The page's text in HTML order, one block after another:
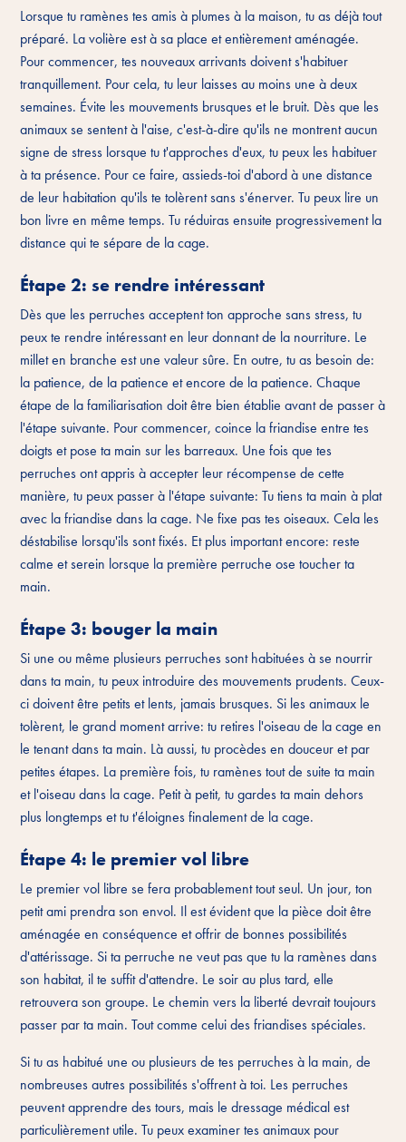
Lorsque tu ramènes tes amis à plumes à la maison, tu as déjà tout
préparé. La volière est à sa place et entièrement aménagée.
Pour commencer, tes nouveaux arrivants doivent s'habituer
tranquillement. Pour cela, tu leur laisses au moins une à deux
semaines. Évite les mouvements brusques et le bruit. Dès que les
animaux se sentent à l'aise, c'est-à-dire qu'ils ne montrent aucun
signe de stress lorsque tu t'approches d'eux, tu peux les habituer
à ta présence. Pour ce faire, assieds-toi d'abord à une distance
de leur habitation qu'ils te tolèrent sans s'énerver. Tu peux lire un
bon livre en même temps. Tu réduiras ensuite progressivement la
distance qui te sépare de la cage.
Étape 2: se rendre intéressant
Dès que les perruches acceptent ton approche sans stress, tu
peux te rendre intéressant en leur donnant de la nourriture. Le
millet en branche est une valeur sûre. En outre, tu as besoin de:
la patience, de la patience et encore de la patience. Chaque
étape de la familiarisation doit être bien établie avant de passer à
l'étape suivante. Pour commencer, coince la friandise entre tes
doigts et pose ta main sur les barreaux. Une fois que tes
perruches ont appris à accepter leur récompense de cette
manière, tu peux passer à l'étape suivante: Tu tiens ta main à plat
avec la friandise dans la cage. Ne fixe pas tes oiseaux. Cela les
déstabilise lorsqu'ils sont fixés. Et plus important encore: reste
calme et serein lorsque la première perruche ose toucher ta
main.
Étape 3: bouger la main
Si une ou même plusieurs perruches sont habituées à se nourrir
dans ta main, tu peux introduire des mouvements prudents. Ceux-
ci doivent être petits et lents, jamais brusques. Si les animaux le
tolèrent, le grand moment arrive: tu retires l'oiseau de la cage en
le tenant dans ta main. Là aussi, tu procèdes en douceur et par
petites étapes. La première fois, tu ramènes tout de suite ta main
et l'oiseau dans la cage. Petit à petit, tu gardes ta main dehors
plus longtemps et tu t'éloignes finalement de la cage.
Étape 4: le premier vol libre
Le premier vol libre se fera probablement tout seul. Un jour, ton
petit ami prendra son envol. Il est évident que la pièce doit être
aménagée en conséquence et offrir de bonnes possibilités
d'attérissage. Si ta perruche ne veut pas que tu la ramènes dans
son habitat, il te suffit d'attendre. Le soir au plus tard, elle
retrouvera son groupe. Le chemin vers la liberté devrait toujours
passer par ta main. Tout comme celui des friandises spéciales.
Si tu as habitué une ou plusieurs de tes perruches à la main, de
nombreuses autres possibilités s'offrent à toi. Les perruches
peuvent apprendre des tours, mais le dressage médical est
particulièrement utile. Tu peux examiner tes animaux pour